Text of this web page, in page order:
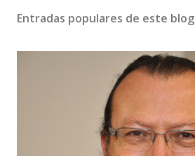
c
r
Entradas populares de este blog